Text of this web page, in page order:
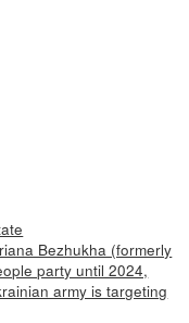
Bezhukha (formerly
party until 2024,
army is targeting